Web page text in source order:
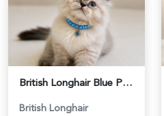
British Longhair Blue Point Erkek Pofuduk Yavrumuz - 6348
British Longhair